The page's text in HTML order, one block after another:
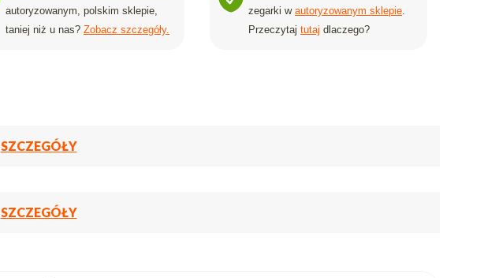
autoryzowanym, polskim sklepie,
taniej niż u nas? Zobacz szczegóły.
zegarki w autoryzowanym sklepie.
Przeczytaj tutaj dlaczego?
SZCZEGÓŁY
SZCZEGÓŁY